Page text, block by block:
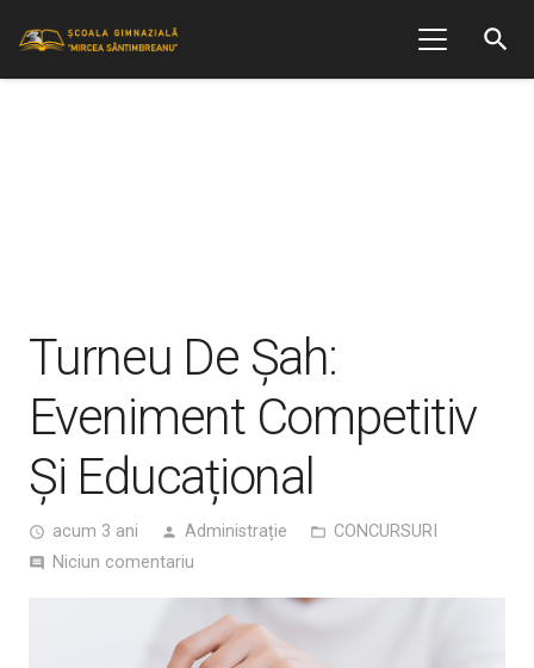
search
Turneu De Șah:
Eveniment Competitiv
Și Educațional
access_time acum 3 ani person Administrație folder_open CONCURSURI
comment Niciun comentariu